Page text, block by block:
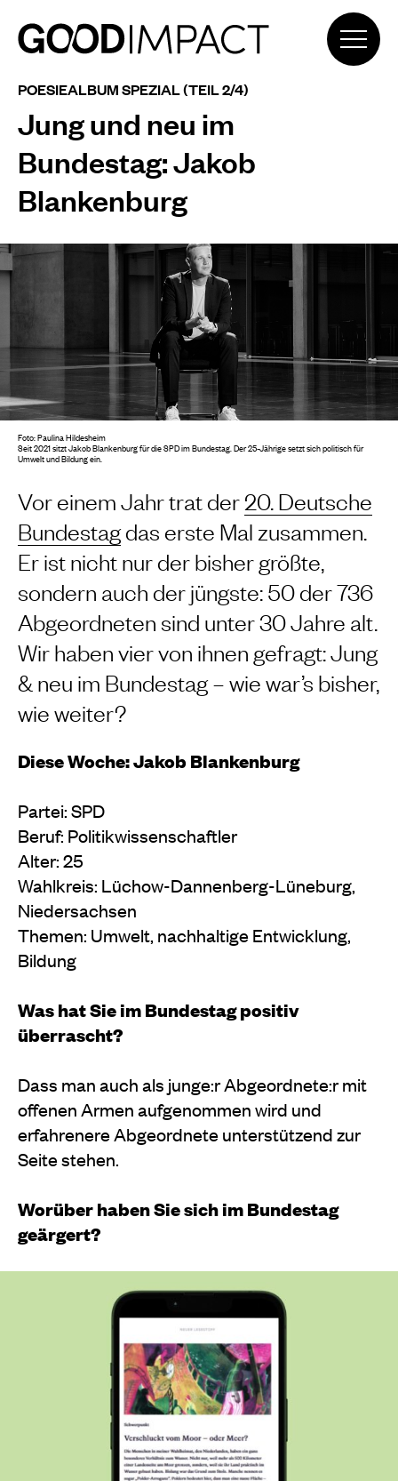
POESIEALBUM SPEZIAL (TEIL 2/4)
Jung und neu im
Bundestag: Jakob
Blankenburg
Vor einem Jahr trat der20. Deutsche
Bundestagdas erste Mal zusammen.
Er ist nicht nur der bisher größte,
sondern auch der jüngste: 50 der 736
Abgeordneten sind unter 30 Jahre alt.
Wir haben vier von ihnen gefragt: Jung
& neu im Bundestag – wie war’s bisher,
wie weiter?
Diese Woche: Jakob Blankenburg
Partei: SPD
Beruf: Politikwissenschaftler
Alter: 25
Wahlkreis: Lüchow-Dannenberg-Lüneburg,
Niedersachsen
Themen: Umwelt, nachhaltige Entwicklung,
Bildung
Was hat Sie im Bundestag positiv
überrascht?
Dass man auch als junge:r Abgeordnete:r mit
offenen Armen aufgenommen wird und
erfahrenere Abgeordnete unterstützend zur
Seite stehen.
Worüber haben Sie sich im Bundestag
geärgert?
Foto: Paulina Hildesheim
Seit 2021 sitzt Jakob Blankenburg für die SPD im Bundestag. Der 25-Jährige setzt sich politisch für
Umwelt und Bildung ein.